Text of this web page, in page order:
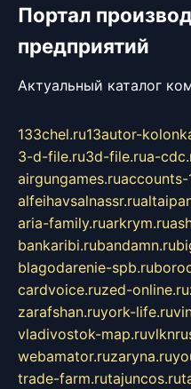
Портал
предприятий
Актуальный каталог
133chel.ru13autor-
3-d-file.ru3d-file.rua-
airgungames.ruaccounts-
alfeihavsalnassr.ru
aria-family.ruarkrym.ru
bankaribi.rubandamn.ru
blagodarenie-spb.ru
cardvoice.ruzed-online.ru
zarafshan.ruyork-life.ru
vladivostok-map.ru
webamator.ruzaryna.ru
trade-farm.rutajuncos.ru